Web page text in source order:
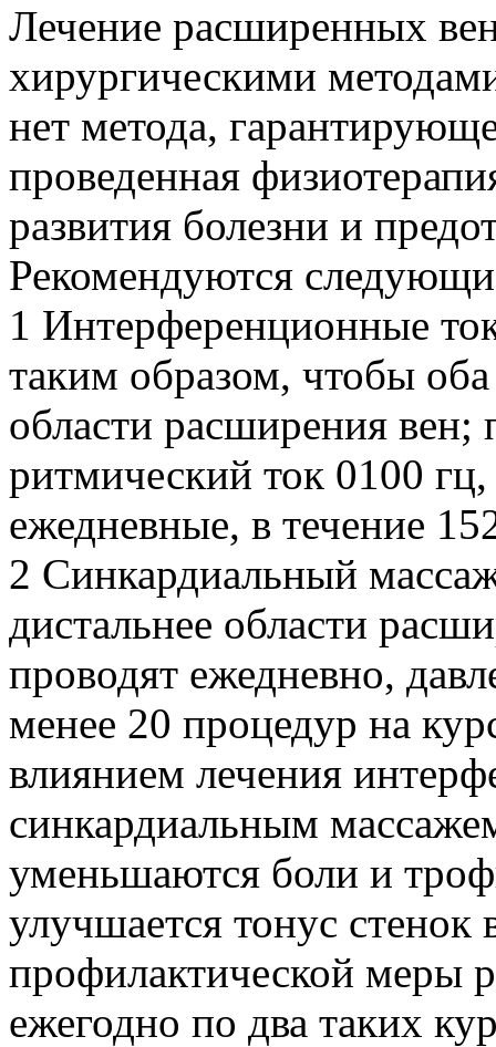
Лечение расширенных
хирургическими
нет метода,
проведенная
развития болезни и
Рекомендуются
1 Интерференционные
таким образом, чтобы
области расширения вен;
ритмический ток 0100
ежедневные, в течение
2 Синкардиальный
дистальнее области
проводят ежедневно,
менее 20 процедур на
влиянием лечения
синкардиальным
уменьшаются боли и
улучшается тонус стенок
профилактической меры
ежегодно по два таких